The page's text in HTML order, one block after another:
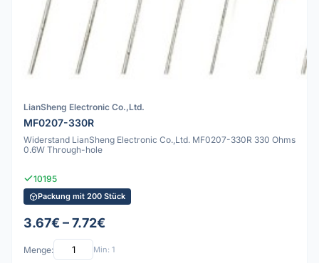
LianSheng Electronic Co.,Ltd.
MF0207-330R
Widerstand LianSheng Electronic Co.,Ltd. MF0207-330R 330 Ohms
0.6W Through-hole
10195
Packung mit 200 Stück
3.67€ – 7.72€
Menge: Min: 1